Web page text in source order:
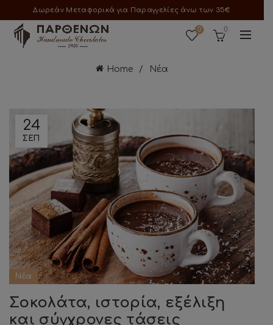
Δωρεάν Μεταφορικά για Παραγγελίες άνω των 35€
0 0
Home Νέα
24
ΣΕΠ
Νέα
Σοκολάτα, ιστορία, εξέλιξη
και σύγχρονες τάσεις